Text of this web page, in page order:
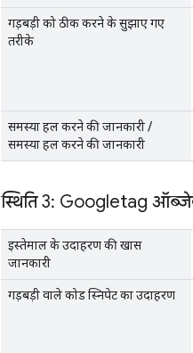
गड़बड़ी को ठीक करने के सुझाए गए
तरीके
समस्या हल करने की जानकारी /
समस्या हल करने की जानकारी
स्थिति 3: Googletag
इस्तेमाल के उदाहरण की खास
जानकारी
गड़बड़ी वाले कोड स्निपेट का उदाहरण